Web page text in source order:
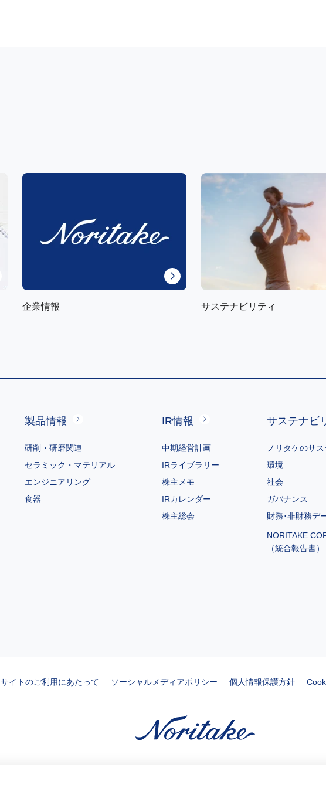
企業情報 サステナビリティ
製品情報
研削・研磨関連
セラミック・マテリアル
エンジニアリング
食器
IR情報
中期経営計画
IRライブラリー
株主メモ
IRカレンダー
株主総会
サステナビ
ノリタケのサ
環境
社会
ガバナンス
財務･非財務デ
NORITAKE
（統合報告書）
サイトのご利用にあたって ソーシャルメディアポリシー 個人情報保護方針